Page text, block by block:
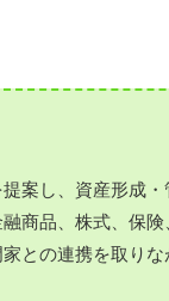
案し、資産形成
商品、株式、保
との連携を取り